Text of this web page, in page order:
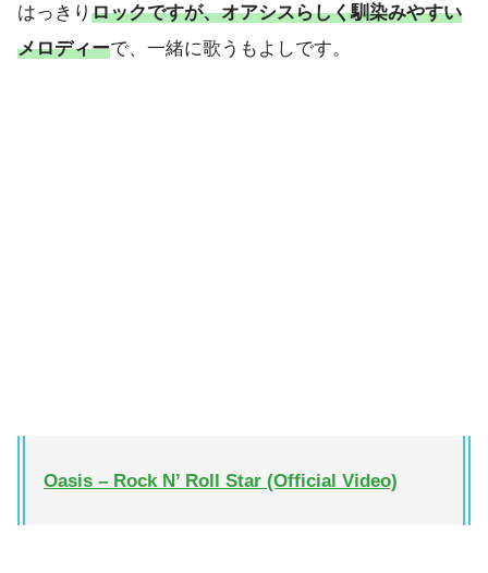
はっきり ロックですが、オアシスらしく馴染みやすい
メロディーで、一緒に歌うもよしです。
Oasis – Rock N’ Roll Star (Official Video)